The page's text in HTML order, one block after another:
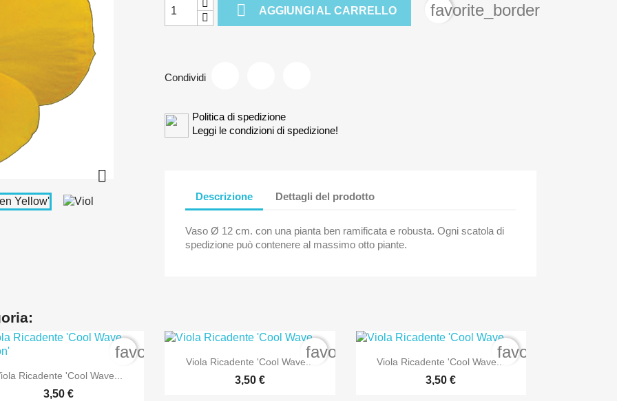

 AGGIUNGI AL CARRELLO favorite_border
Condividi
Politica di spedizione
Leggi le condizioni di spedizione!
Descrizione Dettagli del prodotto
Vaso Ø 12 cm. con una pianta ben ramificata e robusta. Ogni scatola di
spedizione può contenere al massimo otto piante.
 Anteprima
Ricadente 'Cool Wave...
3,50 €
favorite_border  Anteprima
Viola Ricadente 'Cool Wave...
3,50 €
favorite_border  Anteprima
Viola Ricadente 'Cool Wave...
3,50 €
favorite_border